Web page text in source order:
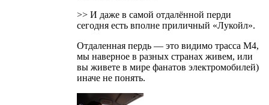
>> И даже в самой отдалённой перди
сегодня есть вполне приличный «Лукойл».
Отдаленная пердь — это видимо трасса М4,
мы наверное в разных странах живем, или
вы живете в мире фанатов электромобилей)
иначе не понять.